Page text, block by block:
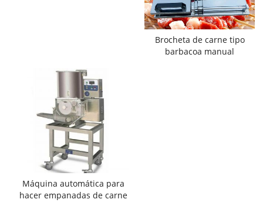
Brocheta de carne tipo
barbacoa manual
Máquina automática para
hacer empanadas de carne